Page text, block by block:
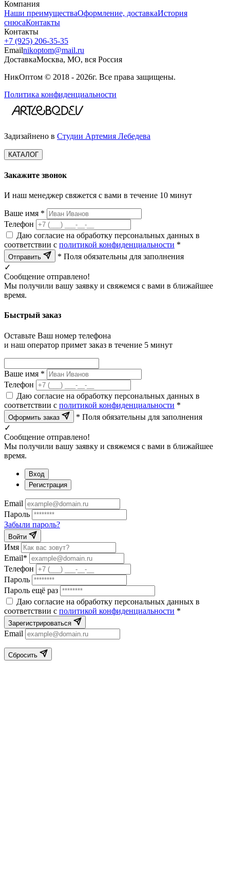
Компания
Наши преимуществаОформление, доставкаИстория
снюсаКонтакты
Контакты
+7 (925) 206‑35‑35
Emailnikoptom@mail.ru
ДоставкаМосква, МО, вся Россия
НикОптом © 2018 - 2026г. Все права защищены.
Политика конфиденциальности
Задизайнено в Студии Артемия Лебедева
КАТАЛОГ
Закажите звонок
И наш менеджер свяжется с вами в течение 10 минут
Ваше имя *
Телефон
Даю согласие на обработку персональных данных в
соответствии с политикой конфиденциальности *
Отправить
* Поля обязательны для заполнения
✓
Сообщение отправлено!
Мы получили вашу заявку и свяжемся с вами в ближайшее
время.
Быстрый заказ
Оставьте Ваш номер телефона
и наш оператор примет заказ в течение 5 минут
Ваше имя *
Телефон
Даю согласие на обработку персональных данных в
соответствии с политикой конфиденциальности *
Оформить заказ
* Поля обязательны для заполнения
✓
Сообщение отправлено!
Мы получили вашу заявку и свяжемся с вами в ближайшее
время.
Вход
Регистрация
Email
Пароль
Забыли пароль?
Войти
Имя
Email*
Телефон
Пароль
Пароль ещё раз
Даю согласие на обработку персональных данных в
соответствии с политикой конфиденциальности *
Зарегистрироваться
Email
Сбросить